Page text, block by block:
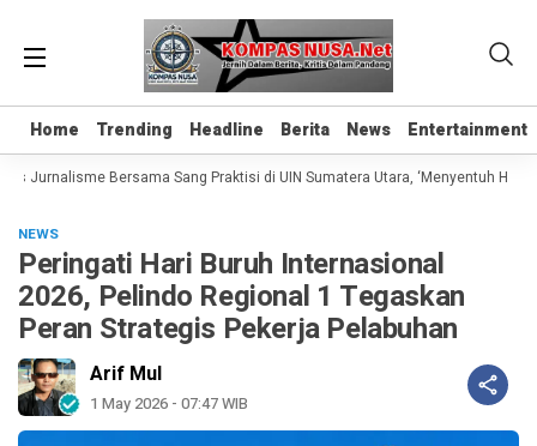
Home Trending Headline Berita News Entertainment
Home Trending Headline Berita News Entertainment
Jurnalisme Bersama Sang Praktisi di UIN Sumatera Utara, ‘Menyentuh Hati
NEWS
Peringati Hari Buruh Internasional
2026, Pelindo Regional 1 Tegaskan
Peran Strategis Pekerja Pelabuhan
Arif Mul
1 May 2026 - 07:47 WIB